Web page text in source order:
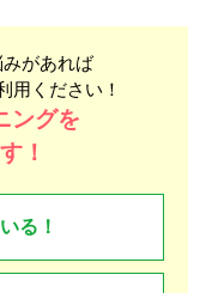
があれば
用ください！
ングを
！
る！